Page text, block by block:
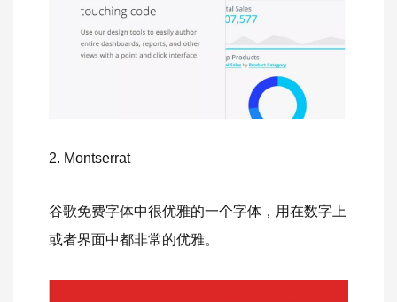
2. Montserrat
谷歌免费字体中很优雅的一个字体，用在数字上
或者界面中都非常的优雅。